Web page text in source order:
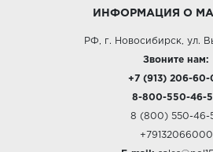
ИНФОРМАЦИЯ О
РФ, г. Новосибирск, ул.
Звоните нам:
+7 (913) 206-60-
8-800-550-46-
8 (800) 550-46-
+79132066000